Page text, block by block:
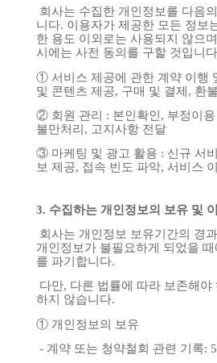
회사는 수집한 개인정보를 다음의
니다. 이용자가 제공한 모든 정보
한 용도 이외로는 사용되지 않으며
시에는 사전 동의를 구할 것입니다
① 서비스 제공에 관한 계약 이행
및 콘텐츠 제공, 구매 및 결제 , 환불
② 회원 관리 : 본인확인 , 부정이용
불만처리 , 고지사항 전달
③ 마케팅 및 광고 활용 : 신규 서
보 제공, 접속 빈도 파악, 서비스
3. 수집하는 개인정보의 보유 및
회사는 개인정보 보유기간의 경과
개인정보가 불필요하게 되었을 때
를 파기합니다.
다만, 다른 법률에 따라 보존해야
하지
않습니다.
① 개인정보의
보유
- 계약 또는 청약철회 관련 기록: 5